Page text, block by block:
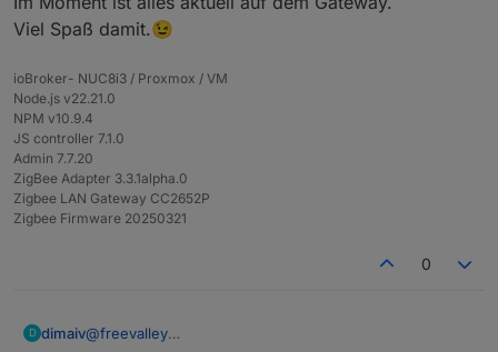
funktioniert. Könntest du bitte beschreiben was zu
tun ist? Danke im Voraus.
Viel Spaß damit.😉
ioBroker- NUC8i3 / Proxmox / VM
Node.js v22.21.0
NPM v10.9.4
JS controller 7.1.0
Admin 7.7.20
ZigBee Adapter 3.3.1alpha.0
Zigbee LAN Gateway CC2652P
Zigbee Firmware 20250321
0
D dimaiv@freevalley